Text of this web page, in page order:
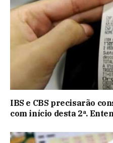
IBS e CBS precisarão
com início desta 2ª.